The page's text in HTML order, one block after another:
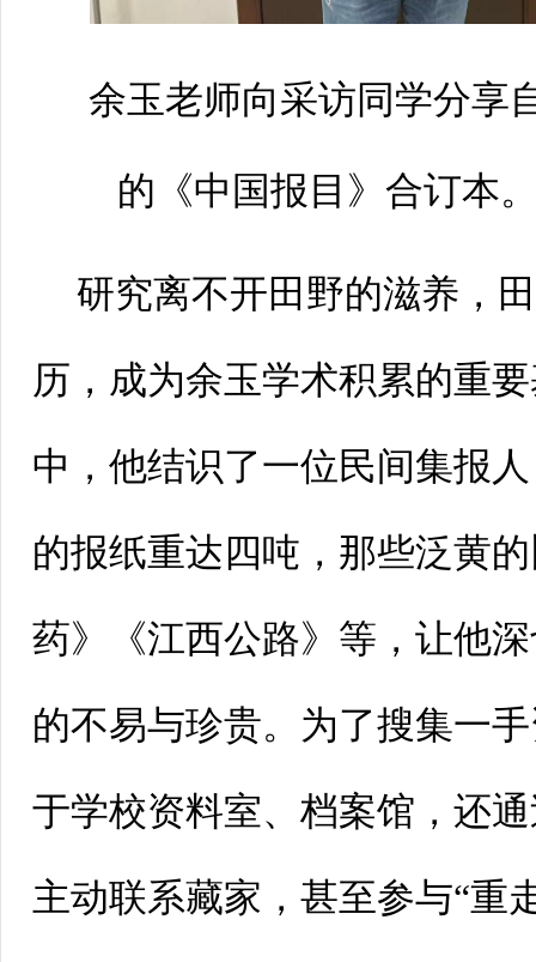
余玉老师向采访同学分享
的《中国报目》合订本
研究离不开田野的滋养，
历，成为余玉学术积累的重
中，他结识了一位民间集报
的报纸重达四吨，那些泛黄
药》《江西公路》等，让他
的不易与珍贵。为了搜集一
于学校资料室、档案馆，还
主动联系藏家，甚至参与“重